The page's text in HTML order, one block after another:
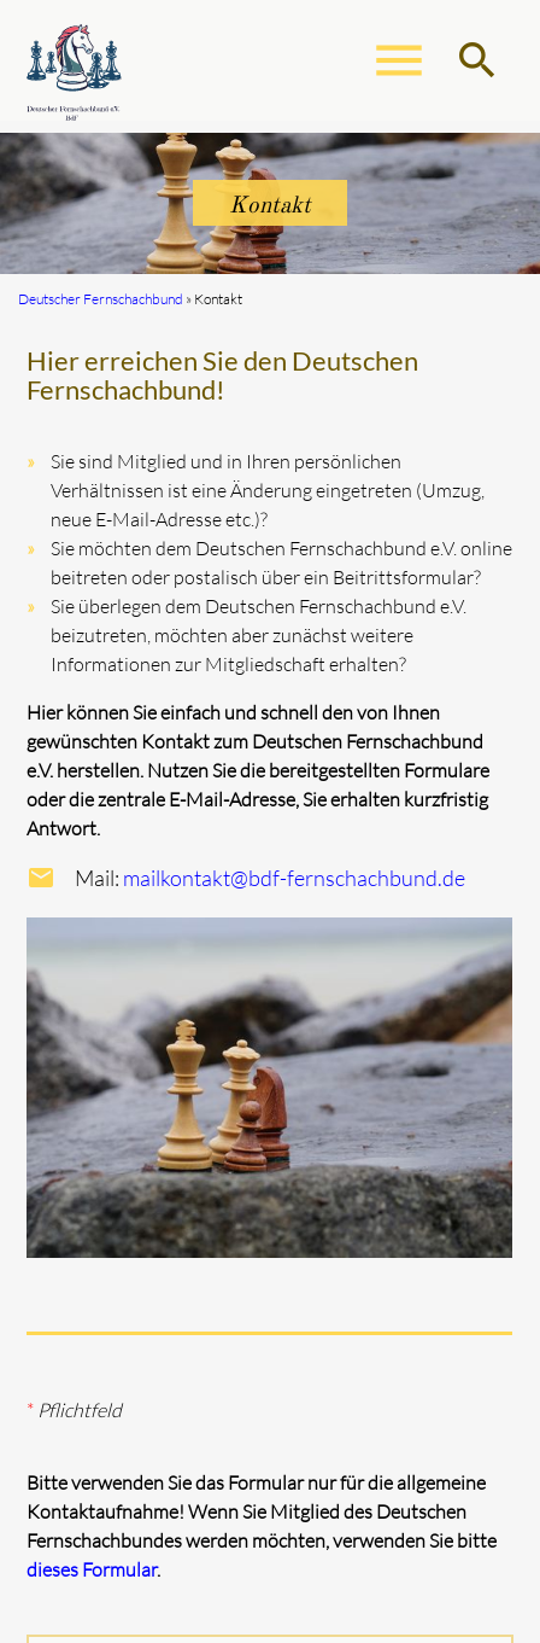
menu search
Suchbegriffe SUCHEN
Kontakt
Deutscher Fernschachbund Kontakt
Hier erreichen Sie den Deutschen
Fernschachbund!
Sie sind Mitglied und in Ihren persönlichen
Verhältnissen ist eine Änderung eingetreten (Umzug,
neue E-Mail-Adresse etc.)?
Sie möchten dem Deutschen Fernschachbund e.V. online
beitreten oder postalisch über ein Beitrittsformular?
Sie überlegen dem Deutschen Fernschachbund e.V.
beizutreten, möchten aber zunächst weitere
Informationen zur Mitgliedschaft erhalten?
Hier können Sie einfach und schnell den von Ihnen
gewünschten Kontakt zum Deutschen Fernschachbund
e.V. herstellen. Nutzen Sie die bereitgestellten Formulare
oder die zentrale E-Mail-Adresse, Sie erhalten kurzfristig
Antwort.
Mail: mailkontakt@bdf-fernschachbund.de
* Pflichtfeld
Bitte verwenden Sie das Formular nur für die allgemeine
Kontaktaufnahme! Wenn Sie Mitglied des Deutschen
Fernschachbundes werden möchten, verwenden Sie bitte
dieses Formular.